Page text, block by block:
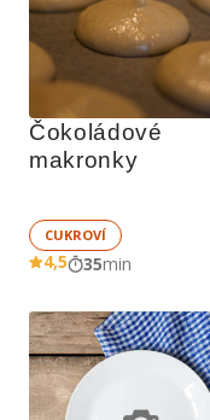
Čokoládové
makronky
CUKROVÍ
4,5 35min